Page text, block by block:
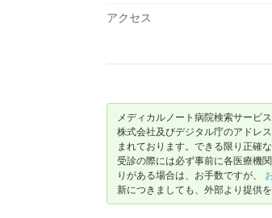
アクセス
メディカルノート病院検索サービ
株式会社及びデジタル庁のアドレ
まれております。できる限り正確
受診の際には必ず事前に各医療機
りがある場合は、お手数ですが、
新につきましても、外部より提供